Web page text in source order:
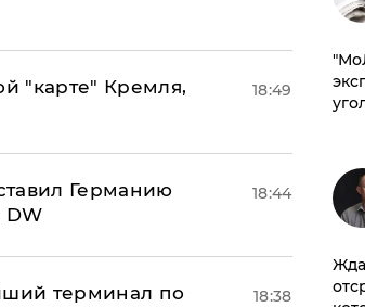
"карте" Кремля,
18:49
Германию
DW
18:44
терминал по
18:38